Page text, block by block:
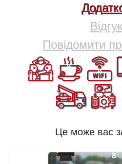
Повідомити
Це може вас